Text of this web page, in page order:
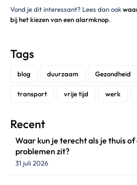
Vond je dit interessant? Lees dan ook
bij het kiezen van een alarmknop.
Tags
blog duurzaam Gezondheid
transport vrije tijd werk
Recent
Waar kun je terecht als je thuis
problemen zit?
31 juli 2026